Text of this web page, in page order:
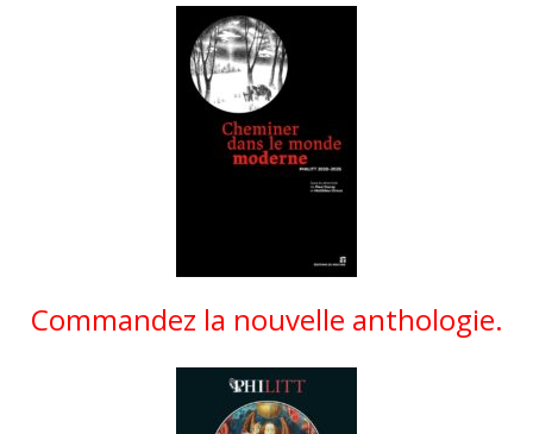
Commandez la nouvelle anthologie.